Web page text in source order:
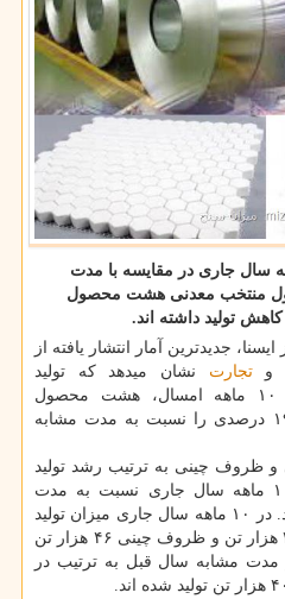
سنج: طبق آمار در 10 ماهه سال جاری در مقایسه با مدت
گذشته، از 11 محصول منتخب معدنی هشت محصول
تولید داشته اند.
جدیدترین آمار انتشار یافته از
وتجارت نشان میدهد كه تولید
منتخب معدنی در ۱۰ ماهه امسال، هشت محصول
افزایش تولید ۳.۱ درصد تا ۱۹.۶ درصدی را نسبت به مدت مشابه
چینی به ترتیب رشد تولید
۱۹.۲ و ۱۶.۲ درصدی را در ۱۰ ماهه سال جاری نسبت به مدت
مشابه سال قبل تجربه كرده اند. در ۱۰ ماهه سال جاری میزان تولید
ظروف شیشه ای بیشتر از ۴۴۰ هزار تن و ظروف چینی ۴۶ هزار تن
مشابه سال قبل به ترتیب در